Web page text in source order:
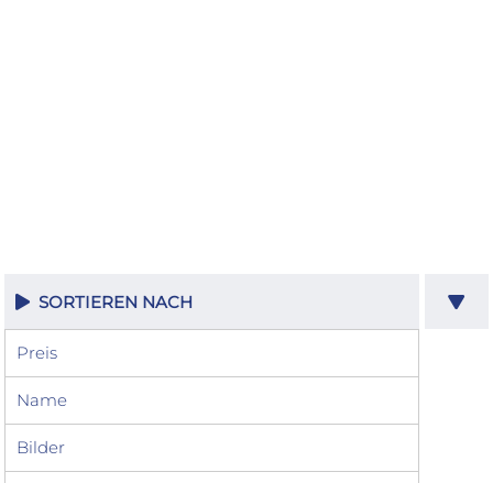
SORTIEREN NACH
Preis
Name
Bilder